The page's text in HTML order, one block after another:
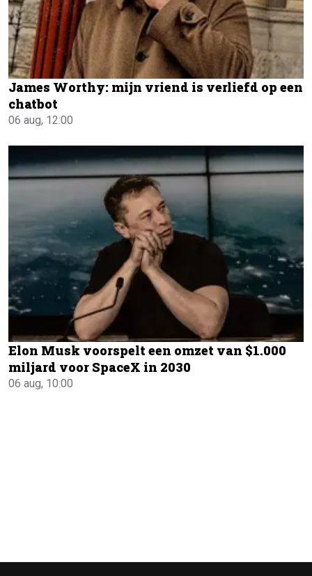
James Worthy: mijn vriend is verliefd op een
chatbot
06 aug, 12:00
Elon Musk voorspelt een omzet van $1.000
miljard voor SpaceX in 2030
06 aug, 10:00